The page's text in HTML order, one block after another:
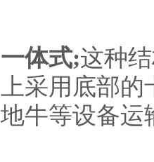
一体式;这种
上采用底部
地牛等设备运